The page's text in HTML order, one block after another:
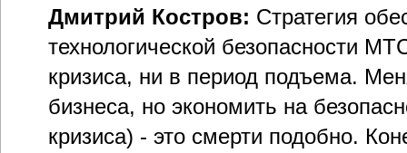
Дмитрий Костров: Стратегия
технологической безопасности
кризиса, ни в период подъема.
бизнеса, но экономить на
кризиса) - это смерти подобно.